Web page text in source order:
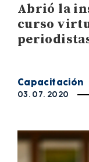
Abrió la
curso
Capacitación
03. 07. 2020